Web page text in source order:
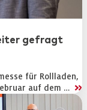
gefragt
für Rollladen,
auf dem … >>